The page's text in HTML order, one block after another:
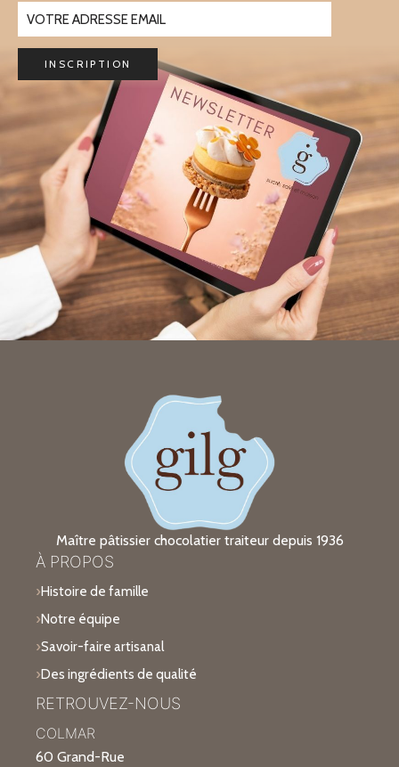
Maître pâtissier chocolatier traiteur depuis 1936
À PROPOS
Histoire de famille
Notre équipe
Savoir-faire artisanal
Des ingrédients de qualité
RETROUVEZ-NOUS
COLMAR
60 Grand-Rue